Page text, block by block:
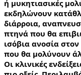
ή μυκητιασικές
εκδηλώνουν
διάρροια,
πτηνά που θα
ισόβια ανοσία
που θα μολύνουν
Οι κλινικές